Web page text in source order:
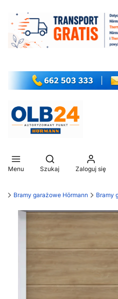
Menu
Otwórz wyszukiwarkę
Szukaj Zaloguj się
Bramy garażowe Hörmann